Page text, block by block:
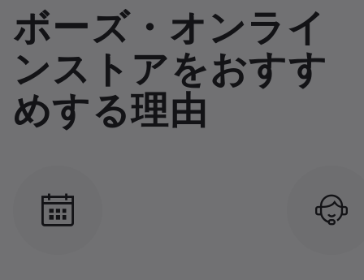
ボーズ・オンライ
ンストアをおすす
めする理由